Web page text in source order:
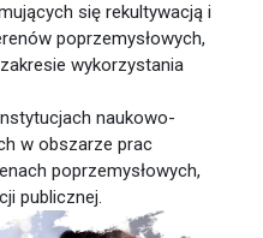
się rekultywacją i
poprzemysłowych,
wykorzystania
naukowo-
w obszarze prac
poprzemysłowych,
publicznej.